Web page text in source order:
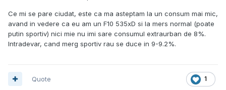
Aș începe cu ce nu mi-a plăcut sau chiar m-a deranjat la
Ce mi se pare ciudat, este ca ma asteptam la un consum mai mic,
avand in vedere ca eu am un F10 535xD si la mers normal (poate
putin sportiv) nici mie nu imi sare consumul extraurban de 8%.
Intradevar, cand merg sportiv rau se duce in 9-9.2%.
1
Quote